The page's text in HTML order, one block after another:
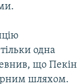
одна
що Пекін
шляхом.